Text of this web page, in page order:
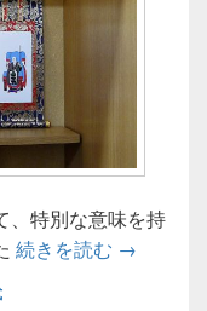
、特別な意味を持
続きを読む 日本人の
→